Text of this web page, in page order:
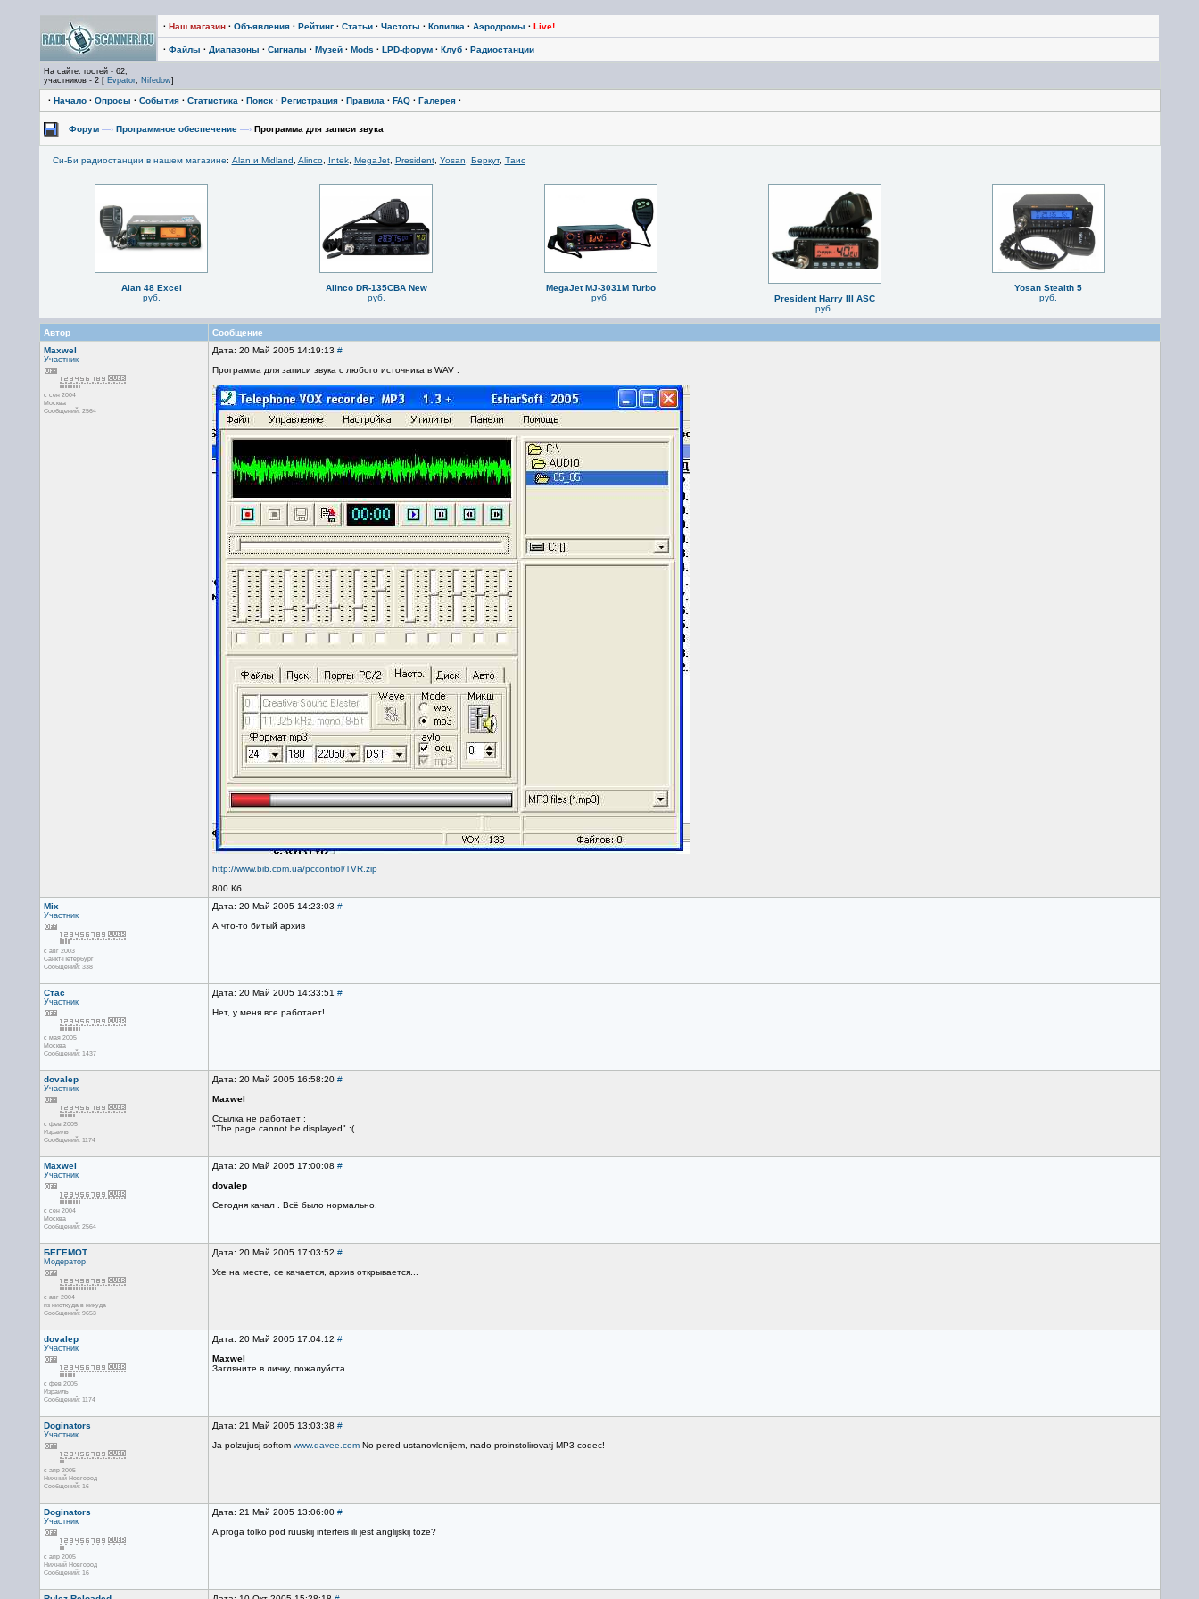
· Наш магазин· Объявления· Рейтинг· Статьи· Частоты · Копилка · Аэродромы · Live!
· Файлы · Диапазоны · Сигналы · Музей· Mods · LPD-форум· Клуб· Радиостанции
На сайте: гостей - 62,
участников - 2 [ Evpator, Nifedow]
· Начало· Опросы · События· Статистика · Поиск· Регистрация· Правила · FAQ· Галерея·
Форум —› Программное обеспечение —›Программа для записи звука
Си-Би радиостанции в нашем магазине: Alan и Midland Alinco, Intek, MegaJet, President, Yosan Беркут, Таис
Alan 48 Excel
руб.
Alinco DR-135CBA New
руб.
MegaJet MJ-3031M Turbo
руб.
President Harry III ASC
руб.
Yosan Stealth 5
руб.
Автор
Сообщение
Maxwel
Участник
с сен 2004
Москва
Сообщений: 2564
Дата: 20 Май 2005 14:19:13 #
Программа для записи звука с любого источника в WAV .
http://www.bib.com.ua/pccontrol/TVR.zip
800 Кб
Mix
Участник
с авг 2003
Санкт-Петербург
Сообщений: 338
Дата: 20 Май 2005 14:23:03 #
А что-то битый архив
Стас
Участник
с мая 2005
Москва
Сообщений: 1437
Дата: 20 Май 2005 14:33:51 #
Нет, у меня все работает!
dovalep
Участник
с фев 2005
Израиль
Сообщений: 1174
Дата: 20 Май 2005 16:58:20 #
Maxwel
Ссылка не работает :
"The page cannot be displayed" :(
Maxwel
Участник
с сен 2004
Москва
Сообщений: 2564
Дата: 20 Май 2005 17:00:08 #
dovalep
Сегодня качал . Всё было нормально.
БЕГЕМОТ
Модератор
с авг 2004
из ниоткуда в никуда
Сообщений: 9653
Дата: 20 Май 2005 17:03:52 #
Усе на месте, се качается, архив открывается...
dovalep
Участник
с фев 2005
Израиль
Сообщений: 1174
Дата: 20 Май 2005 17:04:12 #
Maxwel
Загляните в личку, пожалуйста.
Doginators
Участник
с апр 2005
Нижний Новгород
Сообщений: 16
Дата: 21 Май 2005 13:03:38 #
Ja polzujusj softom www.davee.comNo pered ustanovlenijem, nado proinstolirovatj MP3 codec!
Doginators
Участник
с апр 2005
Нижний Новгород
Сообщений: 16
Дата: 21 Май 2005 13:06:00 #
A proga tolko pod ruuskij interfeis ili jest anglijskij toze?